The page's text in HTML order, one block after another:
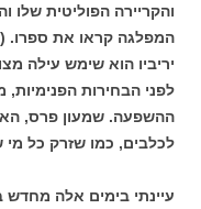
והקריירה הפוליטית שלו
המפלגה קראו את ספרו.
יריביו הוא שימש עילה
לפני הבחירות
ההשפעה. שמעון פרס,
לכלבים, כמו שזרק כל מי
עיינתי בימים אלה מחדש